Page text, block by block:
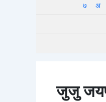
७ अ
जुजु